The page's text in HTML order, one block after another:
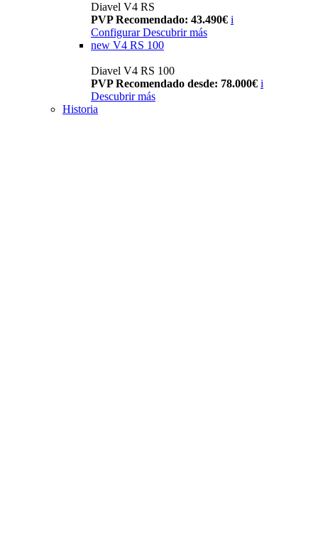
Diavel V4 RS
PVP Recomendado: 43.490€ i
Configurar Descubrir más
new V4 RS 100
Diavel V4 RS 100
PVP Recomendado desde: 78.000€ i
Descubrir más
Historia